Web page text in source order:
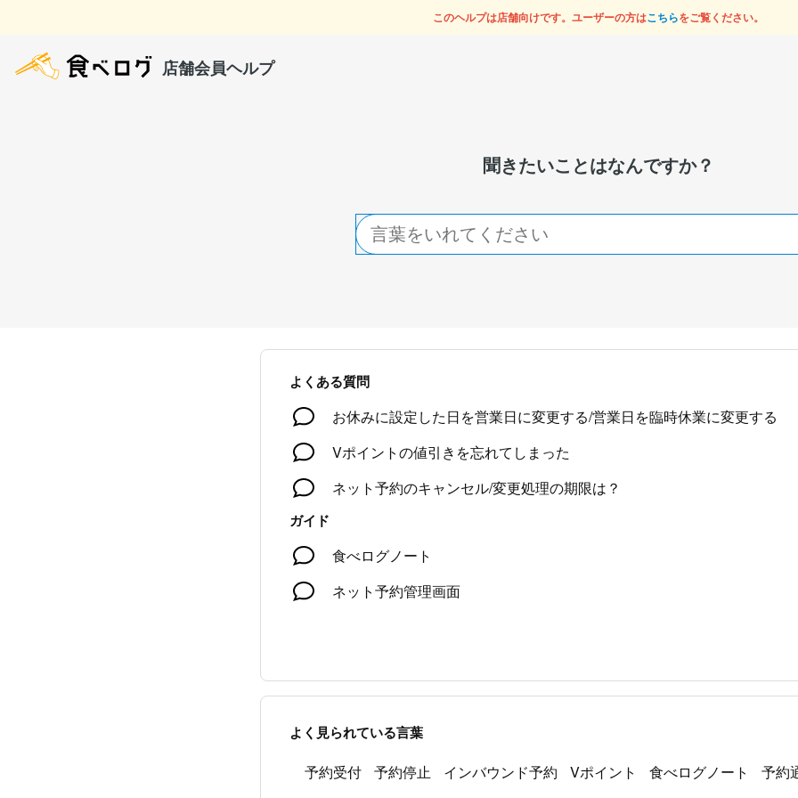
このヘルプは店舗向けです。ユーザーの方はこちらをご覧ください。
聞きたいことはなんですか？
よくある質問
お休みに設定した日を営業日に変更する/営業日を臨時休業に変更する
Vポイントの値引きを忘れてしまった
ネット予約のキャンセル/変更処理の期限は？
ガイド
食べログノート
ネット予約管理画面
よく見られている言葉
予約受付 予約停止 インバウンド予約 Vポイント 食べログノート
予約